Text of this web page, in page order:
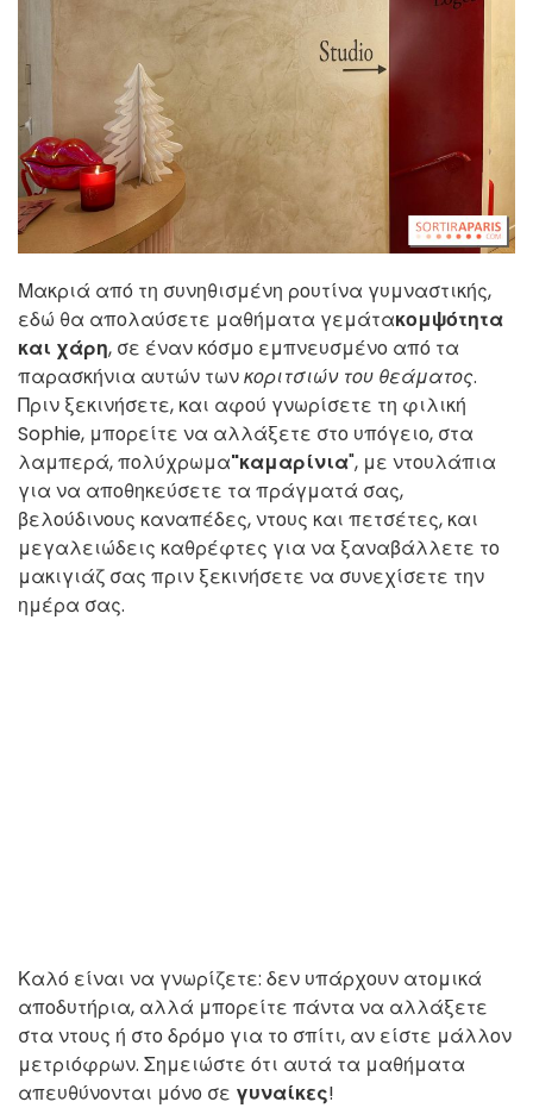
Μακριά από τη συνηθισμένη ρουτίνα γυμναστικής,
εδώ θα απολαύσετε μαθήματα γεμάτακομψότητα
και χάρη, σε έναν κόσμο εμπνευσμένο από τα
παρασκήνια αυτών τωνκοριτσιών του θεάματος.
Πριν ξεκινήσετε, και αφού γνωρίσετε τη φιλική
Sophie, μπορείτε να αλλάξετε στο υπόγειο, στα
λαμπερά, πολύχρωμα"καμαρίνια", με ντουλάπια
για να αποθηκεύσετε τα πράγματά σας,
βελούδινους καναπέδες, ντους και πετσέτες, και
μεγαλειώδεις καθρέφτες για να ξαναβάλλετε το
μακιγιάζ σας πριν ξεκινήσετε να συνεχίσετε την
ημέρα σας.
Καλό είναι να γνωρίζετε: δεν υπάρχουν ατομικά
αποδυτήρια, αλλά μπορείτε πάντα να αλλάξετε
στα ντους ή στο δρόμο για το σπίτι, αν είστε μάλλον
μετριόφρων. Σημειώστε ότι αυτά τα μαθήματα
απευθύνονται μόνο σε γυναίκες!